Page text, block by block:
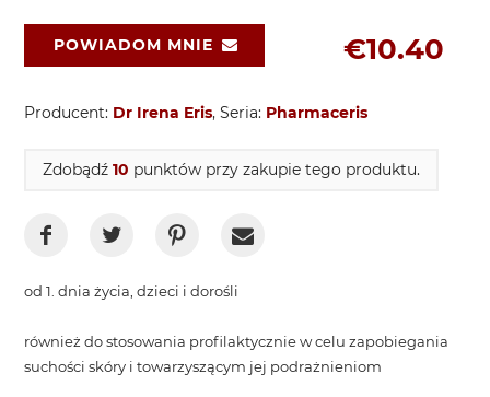
€10.40
POWIADOM MNIE
Producent: Dr Irena Eris, Seria: Pharmaceris
Zdobądź 10 punktów przy zakupie tego produktu.
od 1. dnia życia, dzieci i dorośli
również do stosowania profilaktycznie w celu zapobiegania
suchości skóry i towarzyszącym jej podrażnieniom